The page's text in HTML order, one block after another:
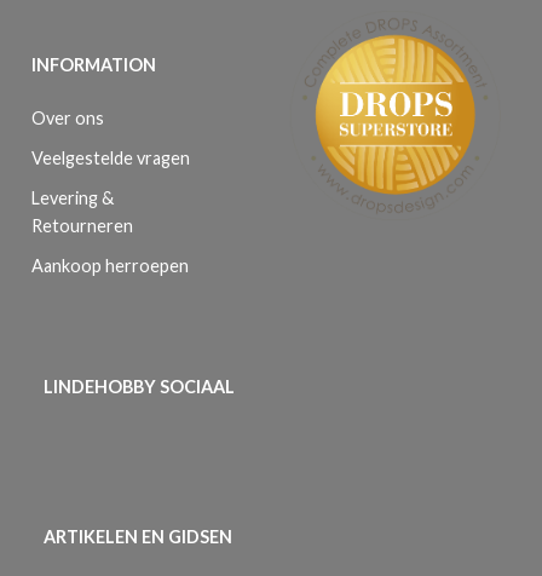
INFORMATION
Over ons
Veelgestelde vragen
Levering &
Retourneren
Aankoop herroepen
LINDEHOBBY SOCIAAL
ARTIKELEN EN GIDSEN